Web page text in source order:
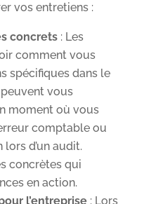
vos entretiens :
concrets: Les
comment vous
spécifiques dans le
vous
moment où vous
comptable ou
d’un audit.
concrètes qui
en action.
l’entreprise: Lors